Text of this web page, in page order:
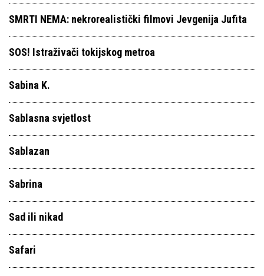
SMRTI NEMA: nekrorealistički filmovi Jevgenija Jufita
SOS! Istraživači tokijskog metroa
Sabina K.
Sablasna svjetlost
Sablazan
Sabrina
Sad ili nikad
Safari